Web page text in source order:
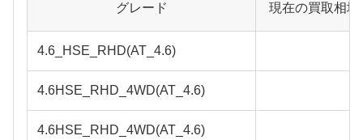
グレード 現在の買取相
4.6_HSE_RHD(AT_4.6)
4.6HSE_RHD_4WD(AT_4.6)
4.6HSE_RHD_4WD(AT_4.6)